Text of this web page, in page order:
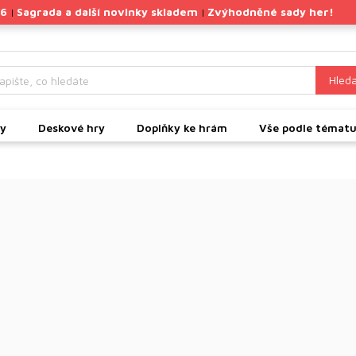
| Sagrada a další novinky skladem | Zvýhodněné sady her!
Deskové hry Doplňky ke hrám Vše podle tématu